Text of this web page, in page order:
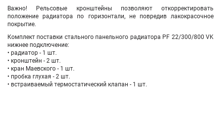
Важно! Рельсовые кронштейны позволяют откорректировать
положение радиатора по горизонтали, не повредив лакокрасочное
покрытие.
Комплект поставки стального панельного радиатора PF 22/300/800 VK
нижнее подключение:
• радиатор - 1 шт.
• кронштейн - 2 шт.
• кран Маевского - 1 шт.
• пробка глухая - 2 шт.
• встраиваемый термостатический клапан - 1 шт.